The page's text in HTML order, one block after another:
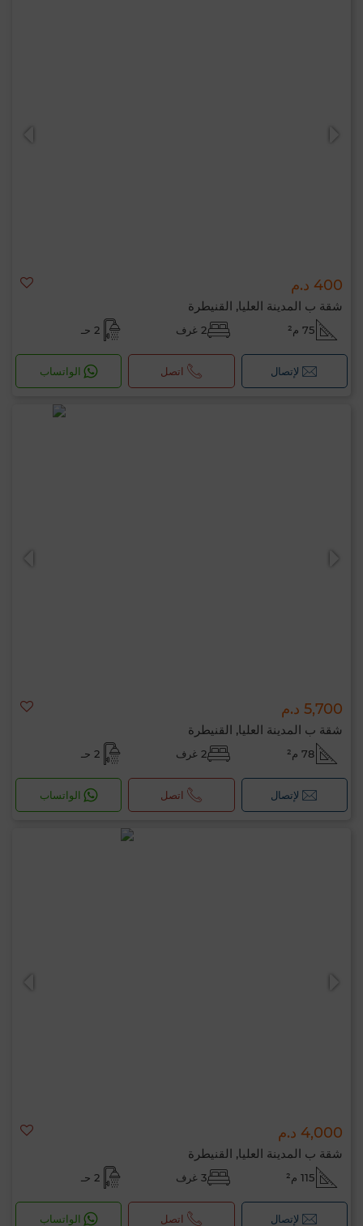
400 د.م
شقة ب المدينة العليا, القنيطرة
75 م² 2 غرف 2 حـ
لإتصال اتصل الواتساب
5,700 د.م
شقة ب المدينة العليا, القنيطرة
78 م² 2 غرف 2 حـ
لإتصال اتصل الواتساب
4,000 د.م
شقة ب المدينة العليا, القنيطرة
115 م² 3 غرف 2 حـ
لإتصال اتصل الواتساب